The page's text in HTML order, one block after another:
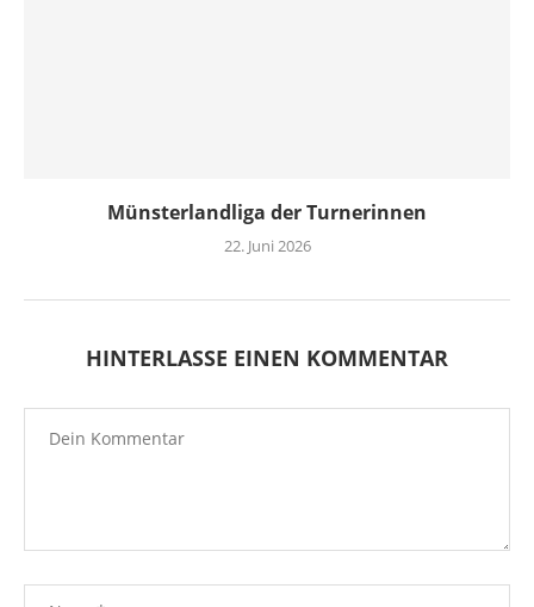
Münsterlandliga der Turnerinnen
22. Juni 2026
HINTERLASSE EINEN KOMMENTAR